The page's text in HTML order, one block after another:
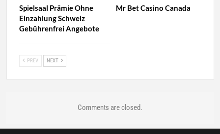
Spielsaal Prämie Ohne
Einzahlung Schweiz
Gebührenfrei Angebote
Mr Bet Casino Canada
PREV NEXT
Comments are closed.